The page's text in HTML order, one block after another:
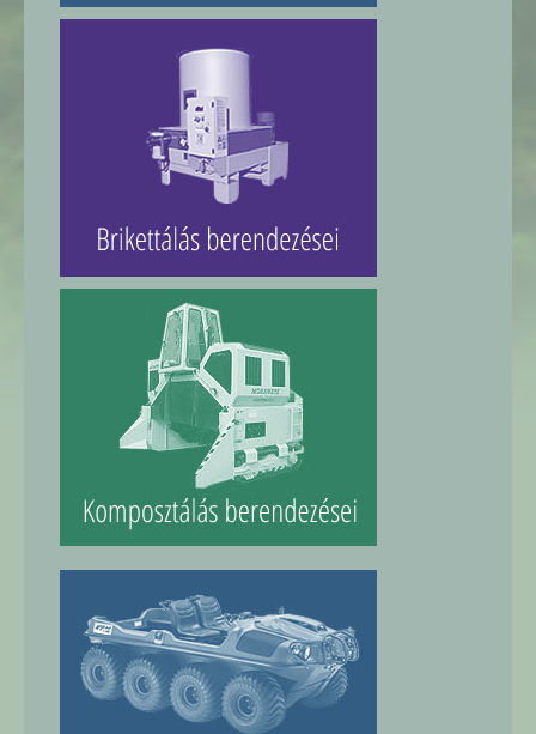
BRIKETTÁLÓ GÉPEK
KOMPOSZTÁLÓ GÉPEK